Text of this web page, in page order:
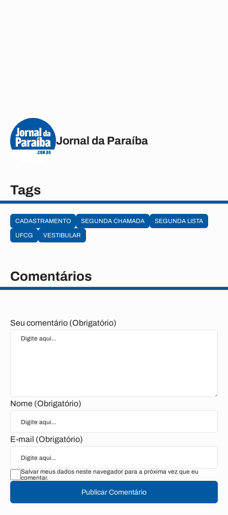
Jornal da Paraíba
Tags
CADASTRAMENTO SEGUNDA CHAMADA
SEGUNDA LISTA
UFCG
VESTIBULAR
Comentários
Seu comentário (Obrigatório)
Nome (Obrigatório)
E-mail (Obrigatório)
Salvar meus dados neste navegador para a próxima vez que eu
comentar.
Publicar Comentário